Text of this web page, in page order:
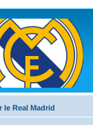
Real Madrid